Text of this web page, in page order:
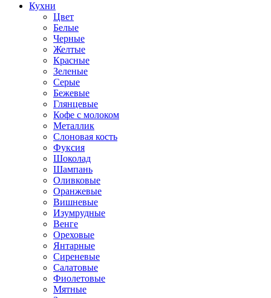
Кухни
Цвет
Белые
Черные
Желтые
Красные
Зеленые
Серые
Бежевые
Глянцевые
Кофе с молоком
Металлик
Слоновая кость
Фуксия
Шоколад
Шампань
Оливковые
Оранжевые
Вишневые
Изумрудные
Венге
Ореховые
Янтарные
Сиреневые
Салатовые
Фиолетовые
Мятные